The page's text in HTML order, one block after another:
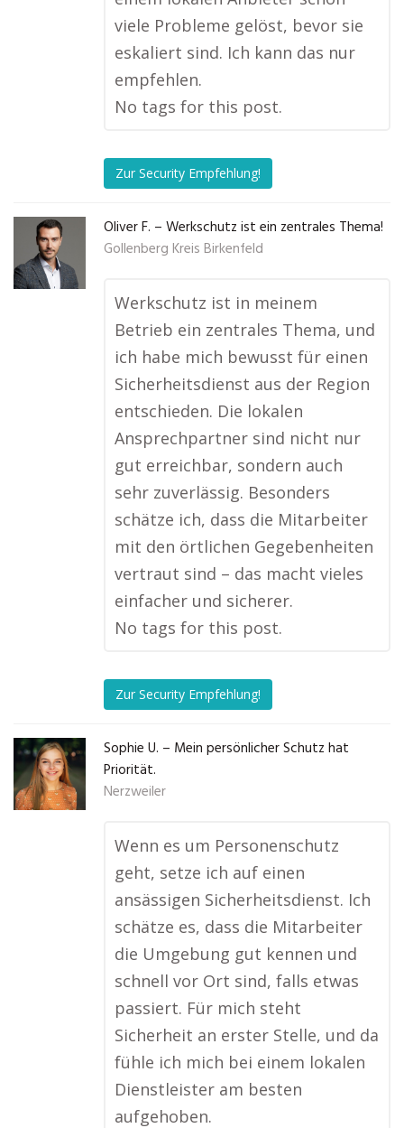
viele Probleme gelöst, bevor sie
eskaliert sind. Ich kann das nur
empfehlen.
No tags for this post.
Zur Security Empfehlung!
Oliver F. – Werkschutz ist ein zentrales Thema!
Gollenberg Kreis Birkenfeld
Werkschutz ist in meinem
Betrieb ein zentrales Thema, und
ich habe mich bewusst für einen
Sicherheitsdienst aus der Region
entschieden. Die lokalen
Ansprechpartner sind nicht nur
gut erreichbar, sondern auch
sehr zuverlässig. Besonders
schätze ich, dass die Mitarbeiter
mit den örtlichen Gegebenheiten
vertraut sind – das macht vieles
einfacher und sicherer.
No tags for this post.
Zur Security Empfehlung!
Sophie U. – Mein persönlicher Schutz hat
Priorität.
Nerzweiler
Wenn es um Personenschutz
geht, setze ich auf einen
ansässigen Sicherheitsdienst. Ich
schätze es, dass die Mitarbeiter
die Umgebung gut kennen und
schnell vor Ort sind, falls etwas
passiert. Für mich steht
Sicherheit an erster Stelle, und da
fühle ich mich bei einem lokalen
Dienstleister am besten
aufgehoben.